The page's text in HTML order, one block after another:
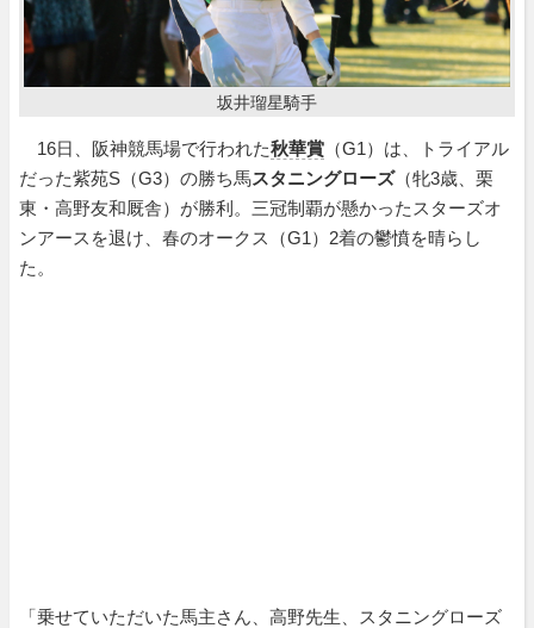
坂井瑠星騎手
16日、阪神競馬場で行われた秋華賞 （G1）は、トライアル
だった紫苑S（G3）の勝ち馬スタニングローズ（牝3歳、栗
東・高野友和厩舎）が勝利。三冠制覇が懸かったスターズオ
ンアースを退け、春のオークス（G1）2着の鬱憤を晴らし
た。
「乗せていただいた馬主さん、高野先生、スタニングローズ